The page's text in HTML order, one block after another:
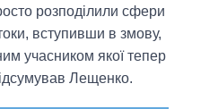
розподілили сфери
вступивши в змову,
учасником якої тепер
Лещенко.